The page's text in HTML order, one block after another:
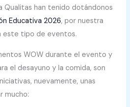
Qualitas han tenido dotándonos
Educativa 2026, por nuestra
este tipo de eventos.
WOW durante el evento y
el desayuno y la comida, son
nuevamente, unas
mucho: